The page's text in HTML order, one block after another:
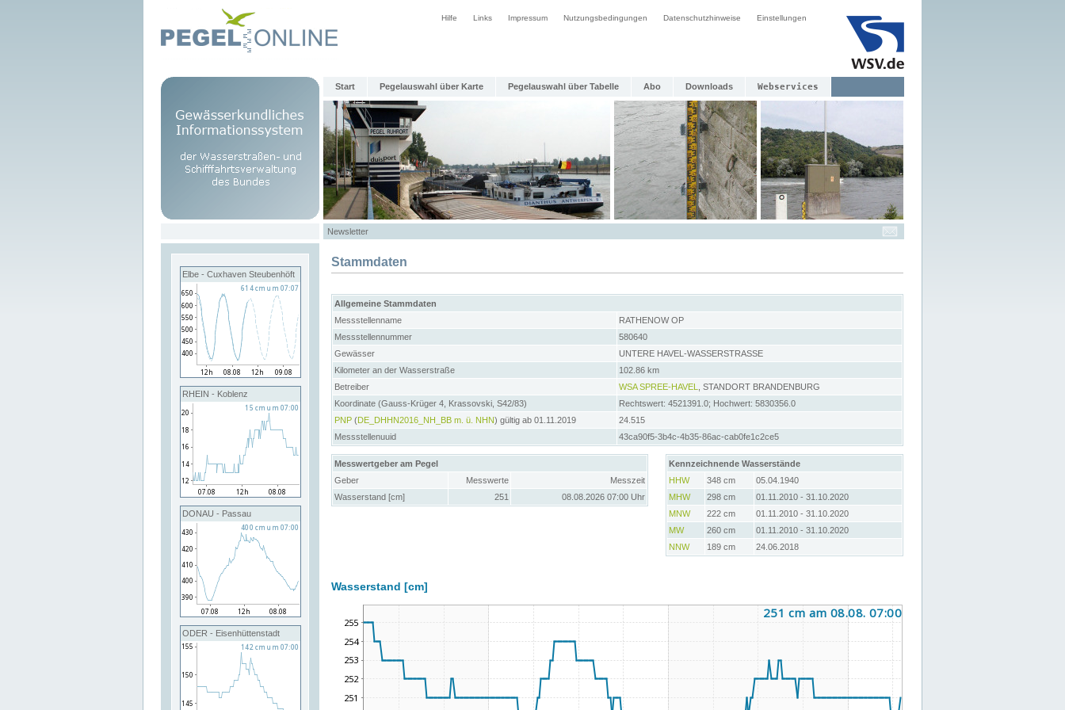
Hilfe Links Impressum Nutzungsbedingungen Datenschutzhinweise Einstellungen
Start Pegelauswahl über Karte Pegelauswahl über Tabelle Abo Downloads Webservices
Newsletter
Elbe - Cuxhaven Steubenhöft
RHEIN - Koblenz
DONAU - Passau
ODER - Eisenhüttenstadt
Stammdaten
Allgemeine Stammdaten
Messstellenname
RATHENOW OP
Messstellennummer
580640
Gewässer
UNTERE HAVEL-WASSERSTRASSE
Kilometer an der Wasserstraße
102.86 km
Betreiber
WSA SPREE-HAVEL
, STANDORT BRANDENBURG
Koordinate (Gauss-Krüger 4, Krassovski, S42/83)
Rechtswert: 4521391.0; Hochwert: 5830356.0
PNP (DE_DHHN2016_NH_BB m. ü. NHN) gültig ab 01.11.2019
24.515
Messstellenuuid
43ca90f5-3b4c-4b35-86ac-cab0fe1c2ce5
Messwertgeber am Pegel
Geber
Messwerte
Messzeit
Wasserstand [cm]
251 08.08.2026 07:00 Uhr
Kennzeichnende Wasserstände
HHW
348 cm
05.04.1940
MHW
298 cm
01.11.2010 - 31.10.2020
MNW
222 cm
01.11.2010 - 31.10.2020
MW
260 cm
01.11.2010 - 31.10.2020
NNW
189 cm 24.06.2018
Wasserstand [cm]